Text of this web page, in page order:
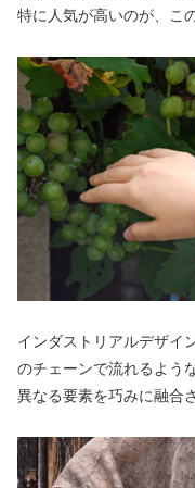
特に人気が高いのが、こ
インダストリアルデザイ
のチェーンで流れるよう
異なる要素を巧みに融合